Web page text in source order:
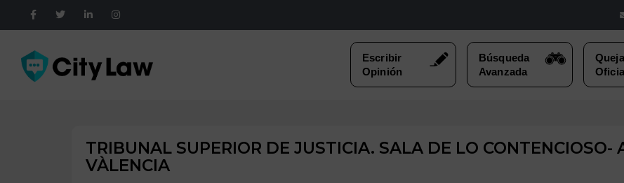
TRIBUNAL SUPERIOR DE JUSTICIA. SALA DE LO CONTENCIOSO-
VÀLENCIA